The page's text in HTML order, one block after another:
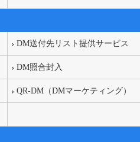
DM送付先リスト提供サービス
DM照合封入
QR-DM（DMマーケティング）